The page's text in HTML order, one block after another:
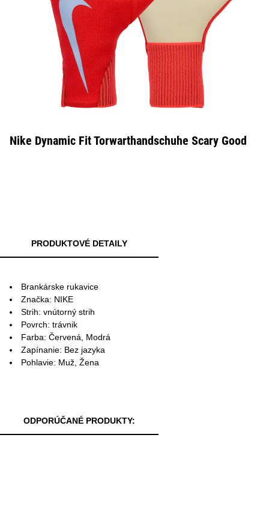
Nike Dynamic Fit Torwarthandschuhe Scary Good
PRODUKTOVÉ DETAILY
Brankárske rukavice
Značka: NIKE
Strih: vnútorný strih
Povrch: trávnik
Farba: Červená, Modrá
Zapínanie: Bez jazyka
Pohlavie: Muž, Žena
ODPORÚČANÉ PRODUKTY: